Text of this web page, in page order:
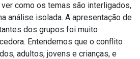
como os temas são interligados,
análise isolada. A apresentação de
dos grupos foi muito
Entendemos que o conflito
adultos, jovens e crianças, e